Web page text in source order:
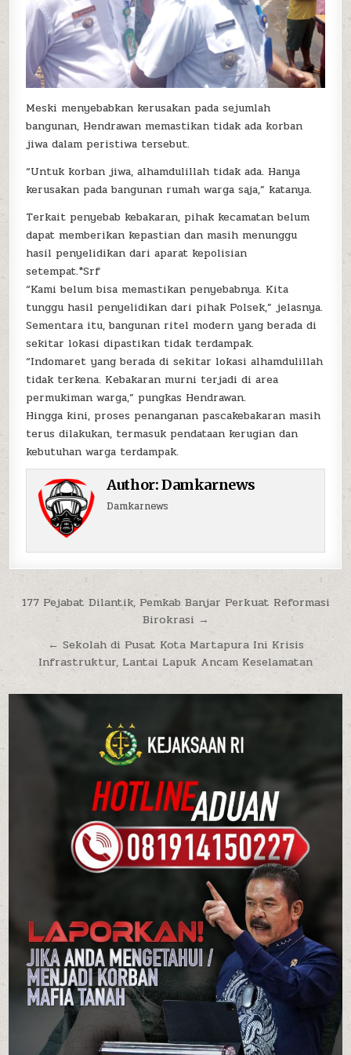
Meski menyebabkan kerusakan pada sejumlah
bangunan, Hendrawan memastikan tidak ada korban
jiwa dalam peristiwa tersebut.
“Untuk korban jiwa, alhamdulillah tidak ada. Hanya
kerusakan pada bangunan rumah warga saja,” katanya.
Terkait penyebab kebakaran, pihak kecamatan belum
dapat memberikan kepastian dan masih menunggu
hasil penyelidikan dari aparat kepolisian
setempat.*Srf
“Kami belum bisa memastikan penyebabnya. Kita
tunggu hasil penyelidikan dari pihak Polsek,” jelasnya.
Sementara itu, bangunan ritel modern yang berada di
sekitar lokasi dipastikan tidak terdampak.
“Indomaret yang berada di sekitar lokasi alhamdulillah
tidak terkena. Kebakaran murni terjadi di area
permukiman warga,” pungkas Hendrawan.
Hingga kini, proses penanganan pascakebakaran masih
terus dilakukan, termasuk pendataan kerugian dan
kebutuhan warga terdampak.
Author:Damkarnews
Damkarnews
Navigasi pos
177 Pejabat Dilantik, Pemkab Banjar Perkuat Reformasi
Birokrasi →
← Sekolah di Pusat Kota Martapura Ini Krisis
Infrastruktur, Lantai Lapuk Ancam Keselamatan